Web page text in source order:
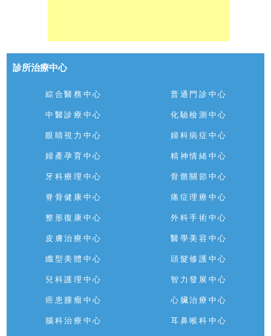
診所治療中心
綜合醫務中心 普通門診中心
中醫診療中心 化驗檢測中心
眼睛視力中心 婦科病症中心
婦產孕育中心 精神情緒中心
牙科療理中心 骨骼關節中心
脊骨健康中心 痛症理療中心
整形復康中心 外科手術中心
皮膚治療中心 醫學美容中心
纖型美體中心 頭髮修護中心
兒科護理中心 智力發展中心
癌患腫瘤中心 心臟治療中心
腦科治療中心 耳鼻喉科中心